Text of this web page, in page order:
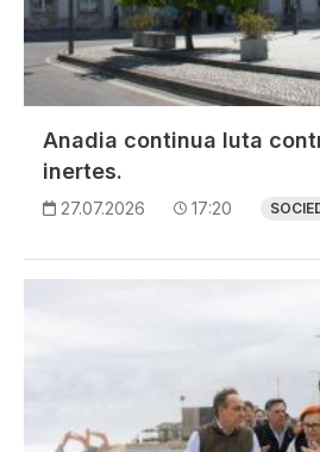
Anadia continua luta
inertes.
27.07.2026 17:20